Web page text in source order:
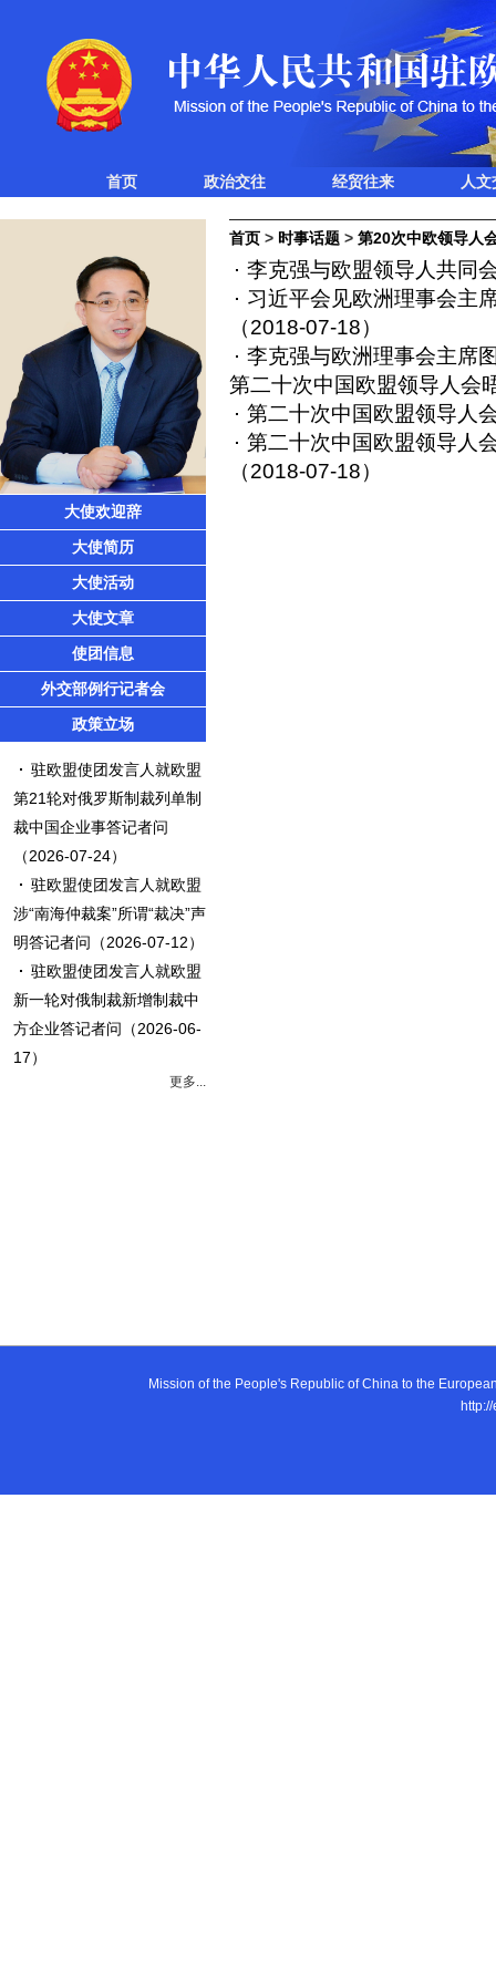
首页 政治交往 经贸往来 人
大使欢迎辞
大使简历
大使活动
大使文章
使团信息
外交部例行记者会
政策立场
驻欧盟使团发言人就欧盟
第21轮对俄罗斯制裁列单制
裁中国企业事答记者问
（2026-07-24）
驻欧盟使团发言人就欧盟
涉“南海仲裁案”所谓“裁决”声
明答记者问 （2026-07-12）
驻欧盟使团发言人就欧盟
新一轮对俄制裁新增制裁中
方企业答记者问 （2026-06-
17）
更多...
首页 > 时事话题 > 第20次中欧领导人
李克强与欧盟领导人共同
习近平会见欧洲理事会主
（2018-07-18）
李克强与欧洲理事会主席
第二十次中国欧盟领导人会
第二十次中国欧盟领导人
第二十次中国欧盟领导人
（2018-07-18）
Mission of the People's Republic of China to the